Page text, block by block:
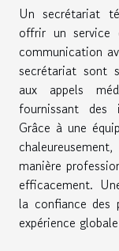
Un secrétariat
offrir un service
communication
secrétariat sont
aux appels
fournissant des
Grâce à une
manière
efficacement.
la confiance des
expérience